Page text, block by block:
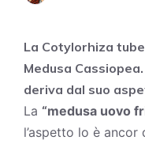
La Cotylorhiza
Medusa
deriva dal suo
La “medusa uovo
l’aspetto lo è